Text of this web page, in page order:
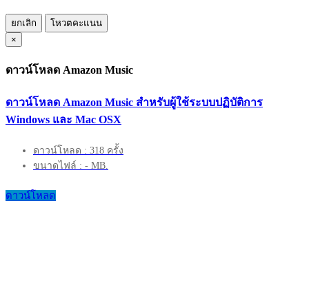
ยกเลิก
โหวตคะแนน
×
ดาวน์โหลด Amazon Music
ดาวน์โหลด Amazon Music สำหรับผู้ใช้ระบบปฏิบัติการ
Windows และ Mac OSX
ดาวน์โหลด : 318 ครั้ง
ขนาดไฟล์ : - MB.
ดาวน์โหลด